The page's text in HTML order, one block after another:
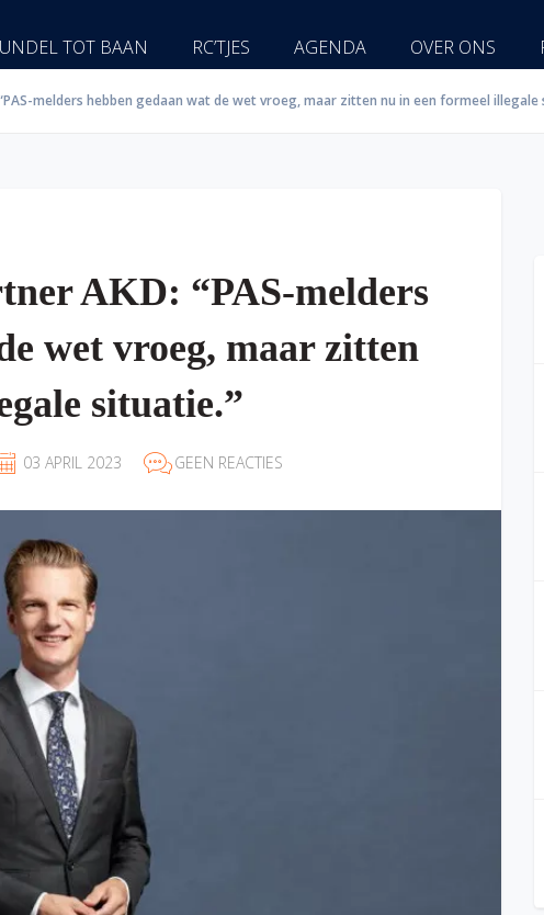
TOT BAAN RC’TJES AGENDA OVER ONS
melders hebben gedaan wat de wet vroeg, maar zitten nu in een formeel illegale
AKD: “PAS-melders
wet vroeg, maar zitten
situatie.”
03 APRIL 2023 GEEN REACTIES